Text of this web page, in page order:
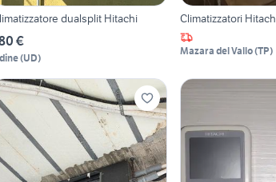
dualsplit Hitachi
€
(UD)
Climatizzatori
Mazara del Vallo(TP)